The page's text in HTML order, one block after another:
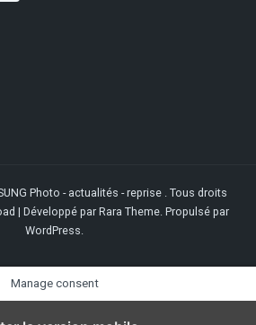
Photo - actualités - reprise . Tous droits
| Développé parRara Theme . Propulsé par
WordPress
Manage consent